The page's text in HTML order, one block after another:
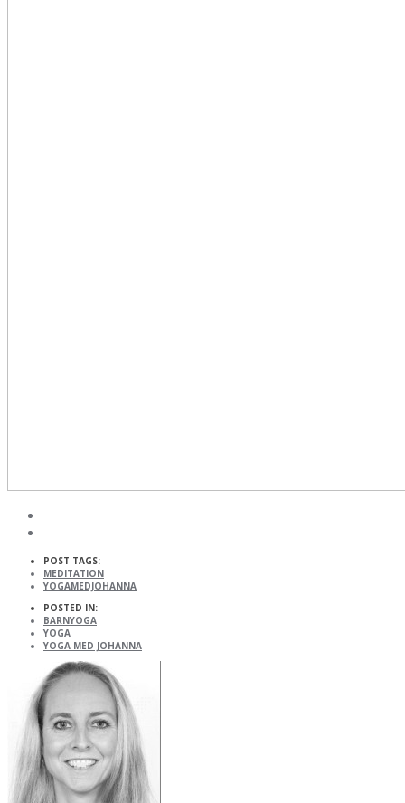
POST TAGS:
MEDITATION
YOGAMEDJOHANNA
POSTED IN:
BARNYOGA
YOGA
YOGA MED JOHANNA